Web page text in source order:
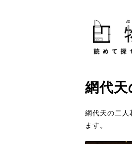
網代天
網代天の二
ます。